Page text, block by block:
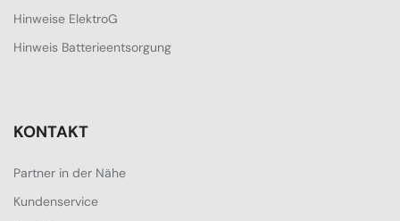
Hinweise ElektroG
Hinweis Batterieentsorgung
KONTAKT
Partner in der Nähe
Kundenservice